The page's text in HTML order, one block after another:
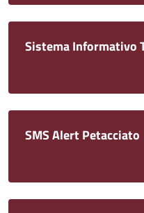
Sistema Informativo
SMS Alert Petacciato